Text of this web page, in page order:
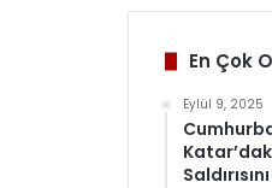
En Çok
Eylül 9, 2025